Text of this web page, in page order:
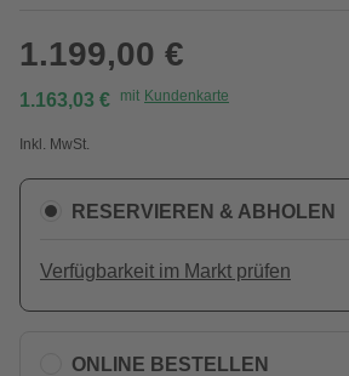
1.199,00 €
1.163,03 € mit Kundenkarte
Inkl. MwSt.
RESERVIEREN & ABHOLEN
Verfügbarkeit im Markt prüfen
ONLINE BESTELLEN